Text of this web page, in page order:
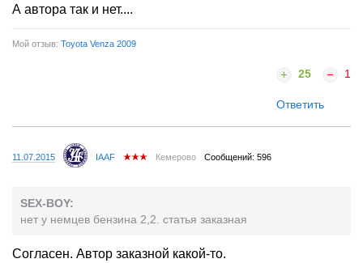
А автора так и нет....
Мой отзыв: Toyota Venza 2009
25 1
Ответить
11.07.2015 IAAF Кемерово Сообщений: 596
SEX-BOY:
нет у немцев бензина 2,2. статья заказная
Согласен. Автор заказной какой-то.